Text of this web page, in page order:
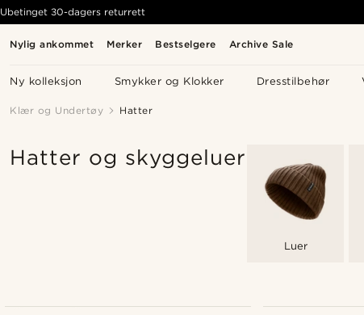
Nylig ankommet Merker Bestselgere Archive Sale
Ny kolleksjon Smykker og Klokker Dresstilbehør
Ubetinget 30-dagers returrett
Klær og Undertøy Hatter
Hatter og skyggeluer
Luer